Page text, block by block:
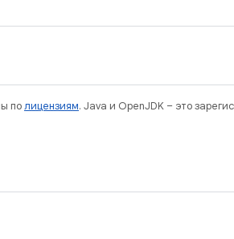
полицензиям. Java и OpenJDK – это